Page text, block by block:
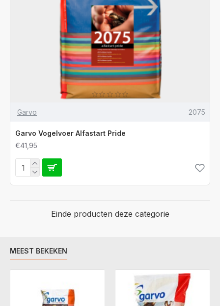
Garvo 2075
Garvo Vogelvoer Alfastart Pride
€41,95
Einde producten deze categorie
MEEST BEKEKEN